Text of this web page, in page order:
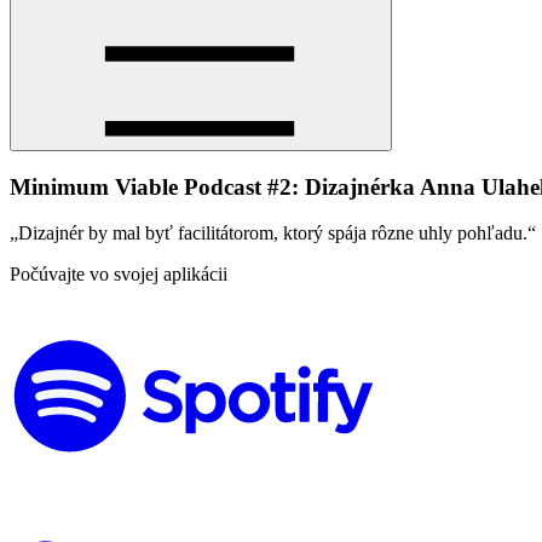
Minimum Viable Podcast #2: Dizajnérka Anna
„Dizajnér by mal byť facilitátorom, ktorý spája rôzne uhly pohľadu.“
Počúvajte vo svojej aplikácii